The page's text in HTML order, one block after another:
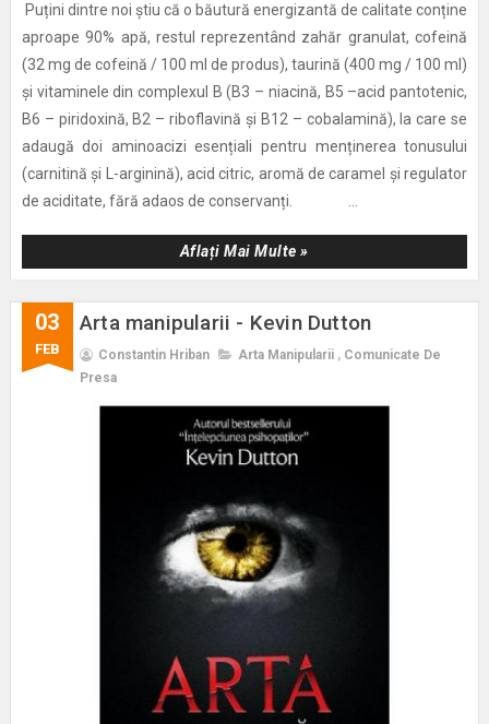
Puțini dintre noi știu că o băutură energizantă de calitate conține
aproape 90% apă, restul reprezentând zahăr granulat, cofeină
(32 mg de cofeină / 100 ml de produs), taurină (400 mg / 100 ml)
și vitaminele din complexul B (B3 – niacină, B5 –acid pantotenic,
B6 – piridoxină, B2 – riboflavină și B12 – cobalamină), la care se
adaugă doi aminoacizi esențiali pentru menținerea tonusului
(carnitină și L-arginină), acid citric, aromă de caramel și regulator
de aciditate, fără adaos de conservanți. ...
Aflați Mai Multe »
03
FEB
Arta manipularii - Kevin Dutton
Constantin Hriban Arta Manipularii , Comunicate De
Presa